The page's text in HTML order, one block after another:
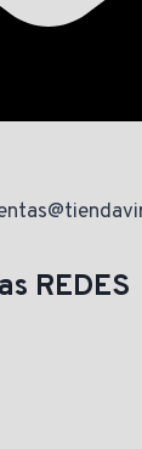
REDES